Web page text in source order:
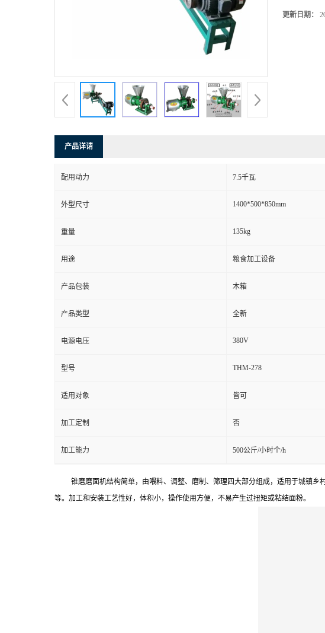
更新日期：
产品详请
配用动力 7.5千瓦
外型尺寸 1400*500*850mm
重量 135kg
用途 粮食加工设备
产品包装 木箱
产品类型 全新
电源电压 380V
型号 THM-278
适用对象 皆可
加工定制 否
加工能力 500公斤/小时个/h
锥磨磨面机结构简单，由喂料、调整、磨制、筛理四大部分组成，适用于城镇
等。加工和安装工艺性好，体积小，操作使用方便，不易产生过扭矩或粘结面粉。